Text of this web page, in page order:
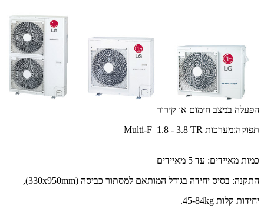
הפעלה במצב חימום או קירור
תפוקה:מערכות Multi-F 1.8 - 3.8 TR
כמות מאיידים: עד 5 מאיידים
התקנה: בסיס יחידה בגודל המותאם למסתור כביסה (330x950mm),
יחידות קלות 45-84kg.